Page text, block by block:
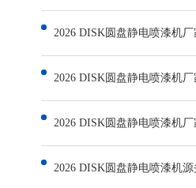
2026 DISK圆盘静电喷漆机